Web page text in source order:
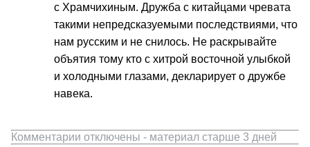
с Храмчихиным. Дружба с китайцами чревата
такими непредсказуемыми последствиями, что
нам русским и не снилось. Не раскрывайте
объятия тому кто с хитрой восточной улыбкой
и холодными глазами, декларирует о дружбе
навека.
Комментарии отключены - материал старше 3 дней